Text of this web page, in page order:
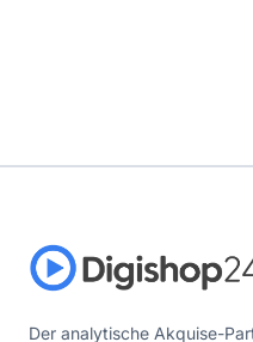
Der analytische Akquise-